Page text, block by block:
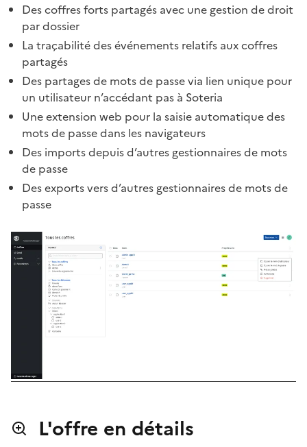
Des coffres forts partagés avec une gestion de droit
par dossier
La traçabilité des événements relatifs aux coffres
partagés
Des partages de mots de passe via lien unique pour
un utilisateur n’accédant pas à Soteria
Une extension web pour la saisie automatique des
mots de passe dans les navigateurs
Des imports depuis d’autres gestionnaires de mots
de passe
Des exports vers d’autres gestionnaires de mots de
passe
L'offre en détails